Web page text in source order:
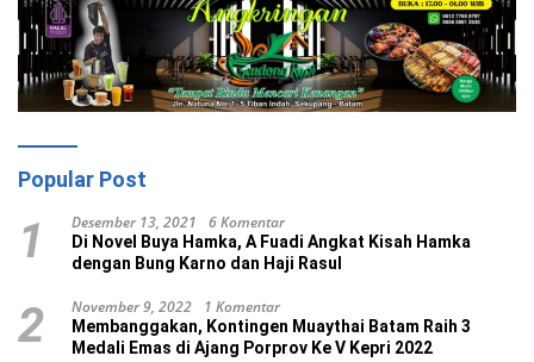
Popular Post
1 Desember 13, 2021 6 Komentar
Di Novel Buya Hamka, A Fuadi Angkat Kisah Hamka
dengan Bung Karno dan Haji Rasul
2 November 9, 2022 1 Komentar
Membanggakan, Kontingen Muaythai Batam Raih 3
Medali Emas di Ajang Porprov Ke V Kepri 2022